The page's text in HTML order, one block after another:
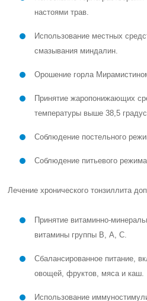
настоями трав.
Использование местных
смазывания миндалин.
Орошение горла
Принятие жаропонижающих
температуры выше 38,5
Соблюдение постельного
Соблюдение питьевого
Лечение хронического тонзиллита
Принятие витаминно-
витамины группы В, А, С.
Сбалансированное питание,
овощей, фруктов, мяса и каш.
Использование